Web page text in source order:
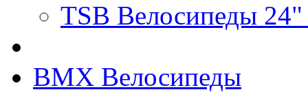
TSB Велосипеды
BMX Велосипеды